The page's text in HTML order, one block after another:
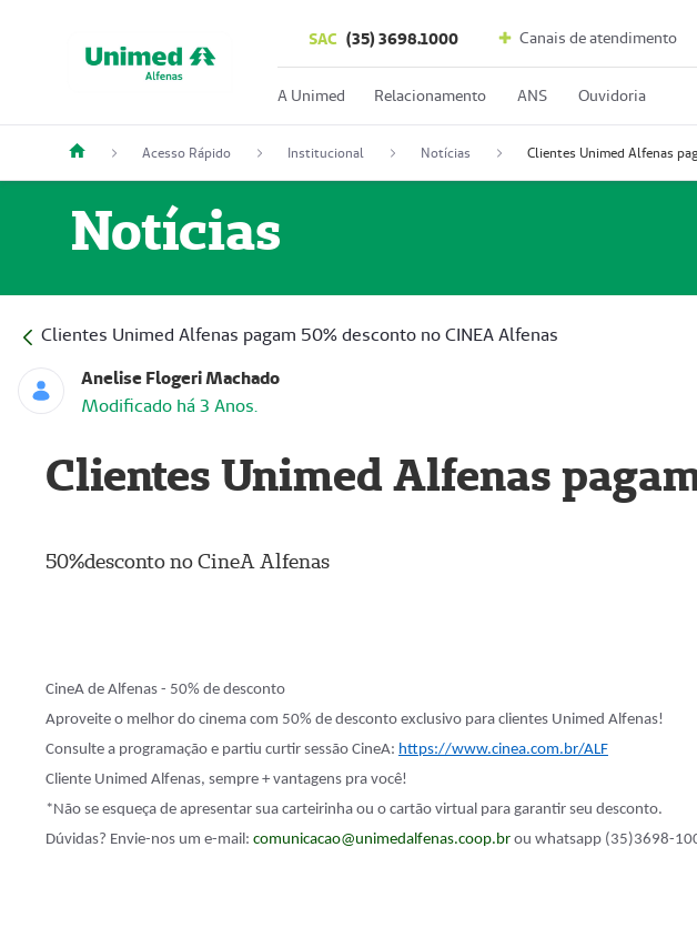
SAC (35) 3698.1000 Canais de atendimento
A Unimed Relacionamento ANS Ouvidoria
Acesso Rápido Institucional Notícias
Notícias
Clientes Unimed Alfenas pagam 50% desconto no CINEA Alfenas
Anelise Flogeri Machado
Modificado há 3 Anos.
Clientes Unimed Alfenas
50%desconto no CineA Alfenas
CineA de Alfenas - 50% de desconto
Aproveite o melhor do cinema com 50% de desconto exclusivo para clientes Unimed Alfenas!
Consulte a programação e partiu curtir sessão CineA: https://www.cinea.com.br/ALF
Cliente Unimed Alfenas, sempre + vantagens pra você!
*Não se esqueça de apresentar sua carteirinha ou o cartão virtual para garantir seu desconto.
Dúvidas? Envie-nos um e-mail: comunicacao@unimedalfenas.coop.br ou whatsapp (35)3698-